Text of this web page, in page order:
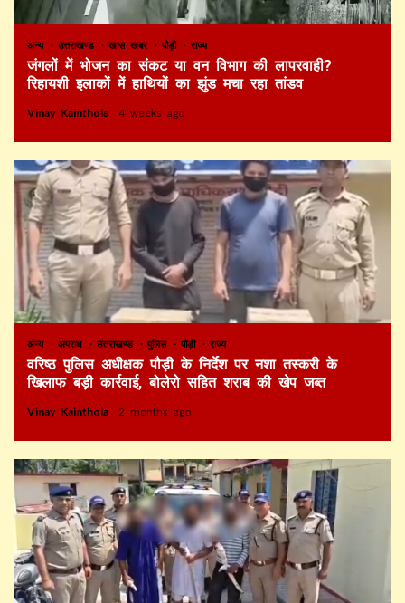
अन्य उत्तराखण्ड खास खबर पौड़ी राज्य
जंगलों में भोजन का संकट या वन विभाग की लापरवाही?
रिहायशी इलाकों में हाथियों का झुंड मचा रहा तांडव
Vinay Kainthola 4 weeks ago
अन्य अपराध उत्तराखण्ड पुलिस पौड़ी राज्य
वरिष्ठ पुलिस अधीक्षक पौड़ी के निर्देश पर नशा तस्करी के
खिलाफ बड़ी कार्रवाई, बोलेरो सहित शराब की खेप जब्त
Vinay Kainthola 2 months ago